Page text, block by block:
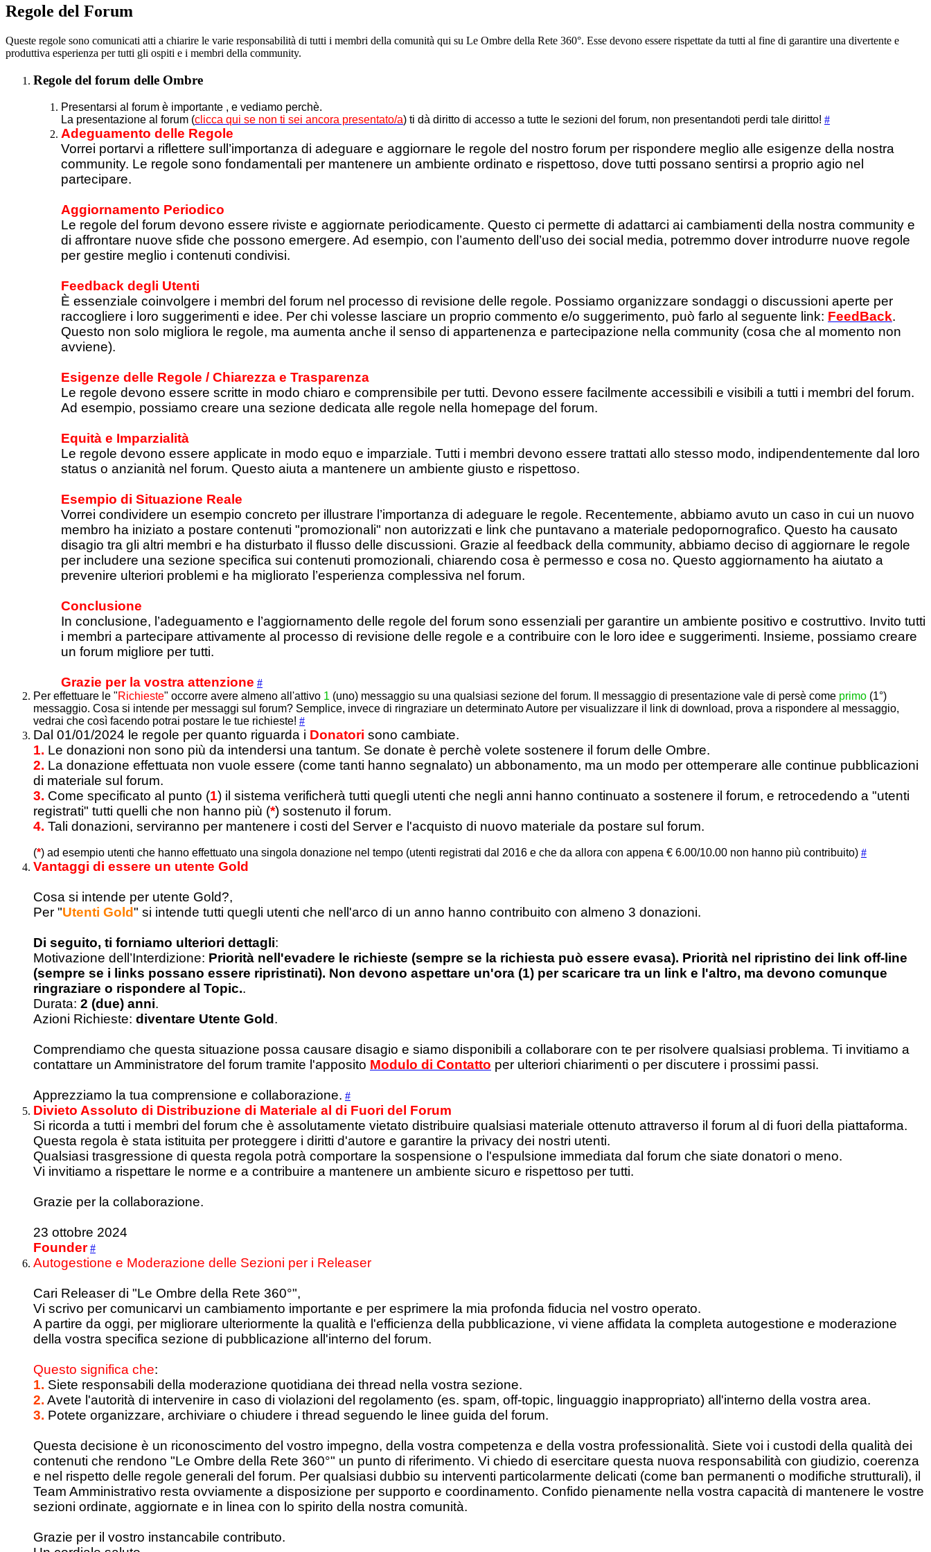
Regole del Forum
Queste regole sono comunicati atti a chiarire le varie responsabilità di tutti i membri della comunità qui su Le Ombre della Rete 360°. Esse devono essere rispettate da tutti al fine di garantire una divertente e
produttiva esperienza per tutti gli ospiti e i membri della community.
Regole del forum delle Ombre
Presentarsi al forum è importante , e vediamo perchè.
La presentazione al forum (clicca qui se non ti sei ancora presentato/a) ti dà diritto di accesso a tutte le sezioni del forum, non presentandoti perdi tale diritto! #
Adeguamento delle Regole
Vorrei portarvi a riflettere sull’importanza di adeguare e aggiornare le regole del nostro forum per rispondere meglio alle esigenze della nostra
community. Le regole sono fondamentali per mantenere un ambiente ordinato e rispettoso, dove tutti possano sentirsi a proprio agio nel
partecipare.
Aggiornamento Periodico
Le regole del forum devono essere riviste e aggiornate periodicamente. Questo ci permette di adattarci ai cambiamenti della nostra community e
di affrontare nuove sfide che possono emergere. Ad esempio, con l’aumento dell’uso dei social media, potremmo dover introdurre nuove regole
per gestire meglio i contenuti condivisi.
Feedback degli Utenti
È essenziale coinvolgere i membri del forum nel processo di revisione delle regole. Possiamo organizzare sondaggi o discussioni aperte per
raccogliere i loro suggerimenti e idee. Per chi volesse lasciare un proprio commento e/o suggerimento, può farlo al seguente link: FeedBack.
Questo non solo migliora le regole, ma aumenta anche il senso di appartenenza e partecipazione nella community (cosa che al momento non
avviene).
Esigenze delle Regole / Chiarezza e Trasparenza
Le regole devono essere scritte in modo chiaro e comprensibile per tutti. Devono essere facilmente accessibili e visibili a tutti i membri del forum.
Ad esempio, possiamo creare una sezione dedicata alle regole nella homepage del forum.
Equità e Imparzialità
Le regole devono essere applicate in modo equo e imparziale. Tutti i membri devono essere trattati allo stesso modo, indipendentemente dal loro
status o anzianità nel forum. Questo aiuta a mantenere un ambiente giusto e rispettoso.
Esempio di Situazione Reale
Vorrei condividere un esempio concreto per illustrare l’importanza di adeguare le regole. Recentemente, abbiamo avuto un caso in cui un nuovo
membro ha iniziato a postare contenuti "promozionali" non autorizzati e link che puntavano a materiale pedopornografico. Questo ha causato
disagio tra gli altri membri e ha disturbato il flusso delle discussioni. Grazie al feedback della community, abbiamo deciso di aggiornare le regole
per includere una sezione specifica sui contenuti promozionali, chiarendo cosa è permesso e cosa no. Questo aggiornamento ha aiutato a
prevenire ulteriori problemi e ha migliorato l’esperienza complessiva nel forum.
Conclusione
In conclusione, l’adeguamento e l’aggiornamento delle regole del forum sono essenziali per garantire un ambiente positivo e costruttivo. Invito tutti
i membri a partecipare attivamente al processo di revisione delle regole e a contribuire con le loro idee e suggerimenti. Insieme, possiamo creare
un forum migliore per tutti.
Grazie per la vostra attenzione #
Per effettuare le "Richieste" occorre avere almeno all'attivo 1 (uno) messaggio su una qualsiasi sezione del forum. Il messaggio di presentazione vale di persè come primo (1°)
messaggio. Cosa si intende per messaggi sul forum? Semplice, invece di ringraziare un determinato Autore per visualizzare il link di download, prova a rispondere al messaggio,
vedrai che così facendo potrai postare le tue richieste! #
Dal 01/01/2024 le regole per quanto riguarda i Donatori sono cambiate.
1. Le donazioni non sono più da intendersi una tantum. Se donate è perchè volete sostenere il forum delle Ombre.
2. La donazione effettuata non vuole essere (come tanti hanno segnalato) un abbonamento, ma un modo per ottemperare alle continue pubblicazioni
di materiale sul forum.
3. Come specificato al punto (1) il sistema verificherà tutti quegli utenti che negli anni hanno continuato a sostenere il forum, e retrocedendo a "utenti
registrati" tutti quelli che non hanno più (*) sostenuto il forum.
4. Tali donazioni, serviranno per mantenere i costi del Server e l'acquisto di nuovo materiale da postare sul forum.
(*) ad esempio utenti che hanno effettuato una singola donazione nel tempo (utenti registrati dal 2016 e che da allora con appena € 6.00/10.00 non hanno più contribuito) #
Vantaggi di essere un utente Gold
Cosa si intende per utente Gold?,
Per "Utenti Gold" si intende tutti quegli utenti che nell'arco di un anno hanno contribuito con almeno 3 donazioni.
Di seguito, ti forniamo ulteriori dettagli:
Motivazione dell’Interdizione: Priorità nell'evadere le richieste (sempre se la richiesta può essere evasa). Priorità nel ripristino dei link off-line
(sempre se i links possano essere ripristinati). Non devono aspettare un'ora (1) per scaricare tra un link e l'altro, ma devono comunque
ringraziare o rispondere al Topic..
Durata: 2 (due) anni.
Azioni Richieste: diventare Utente Gold.
Comprendiamo che questa situazione possa causare disagio e siamo disponibili a collaborare con te per risolvere qualsiasi problema. Ti invitiamo a
contattare un Amministratore del forum tramite l'apposito Modulo di Contatto per ulteriori chiarimenti o per discutere i prossimi passi.
Apprezziamo la tua comprensione e collaborazione. #
Divieto Assoluto di Distribuzione di Materiale al di Fuori del Forum
Si ricorda a tutti i membri del forum che è assolutamente vietato distribuire qualsiasi materiale ottenuto attraverso il forum al di fuori della piattaforma.
Questa regola è stata istituita per proteggere i diritti d'autore e garantire la privacy dei nostri utenti.
Qualsiasi trasgressione di questa regola potrà comportare la sospensione o l'espulsione immediata dal forum che siate donatori o meno.
Vi invitiamo a rispettare le norme e a contribuire a mantenere un ambiente sicuro e rispettoso per tutti.
Grazie per la collaborazione.
23 ottobre 2024
Founder #
Autogestione e Moderazione delle Sezioni per i Releaser
Cari Releaser di "Le Ombre della Rete 360°",
Vi scrivo per comunicarvi un cambiamento importante e per esprimere la mia profonda fiducia nel vostro operato.
A partire da oggi, per migliorare ulteriormente la qualità e l'efficienza della pubblicazione, vi viene affidata la completa autogestione e moderazione
della vostra specifica sezione di pubblicazione all'interno del forum.
Questo significa che:
1. Siete responsabili della moderazione quotidiana dei thread nella vostra sezione.
2. Avete l'autorità di intervenire in caso di violazioni del regolamento (es. spam, off-topic, linguaggio inappropriato) all'interno della vostra area.
3. Potete organizzare, archiviare o chiudere i thread seguendo le linee guida del forum.
Questa decisione è un riconoscimento del vostro impegno, della vostra competenza e della vostra professionalità. Siete voi i custodi della qualità dei
contenuti che rendono "Le Ombre della Rete 360°" un punto di riferimento. Vi chiedo di esercitare questa nuova responsabilità con giudizio, coerenza
e nel rispetto delle regole generali del forum. Per qualsiasi dubbio su interventi particolarmente delicati (come ban permanenti o modifiche strutturali), il
Team Amministrativo resta ovviamente a disposizione per supporto e coordinamento. Confido pienamente nella vostra capacità di mantenere le vostre
sezioni ordinate, aggiornate e in linea con lo spirito della nostra comunità.
Grazie per il vostro instancabile contributo.